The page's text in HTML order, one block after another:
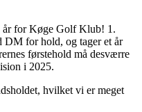
år for Køge Golf Klub! 1.
DM for hold, og tager et år
førstehold må desværre
i 2025.
hvilket vi er meget